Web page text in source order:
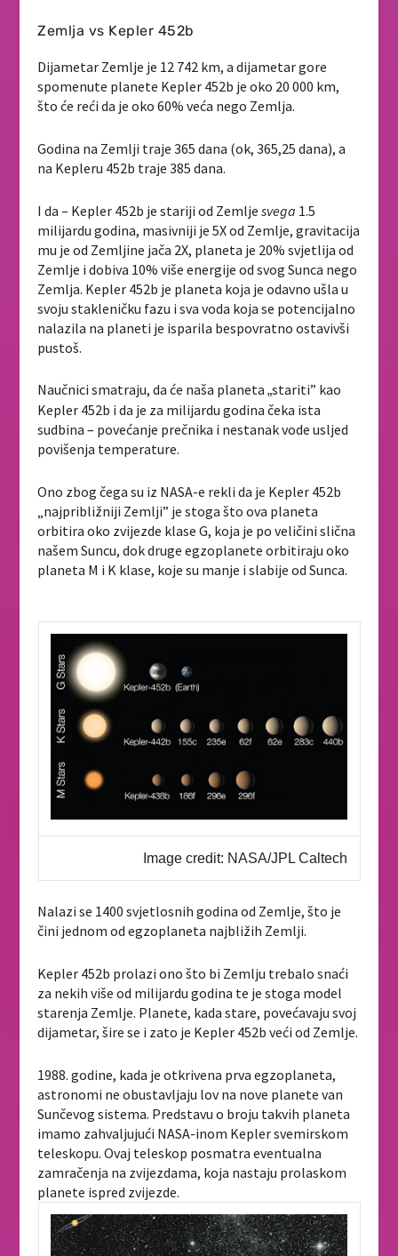
Zemlja vs Kepler 452b
Dijametar Zemlje je 12 742 km, a dijametar gore
spomenute planete Kepler 452b je oko 20 000 km,
što će reći da je oko 60% veća nego Zemlja.
Godina na Zemlji traje 365 dana (ok, 365,25 dana), a
na Kepleru 452b traje 385 dana.
I da – Kepler 452b je stariji od Zemljesvega 1.5
milijardu godina, masivniji je 5X od Zemlje, gravitacija
mu je od Zemljine jača 2X, planeta je 20% svjetlija od
Zemlje i dobiva 10% više energije od svog Sunca nego
Zemlja. Kepler 452b je planeta koja je odavno ušla u
svoju stakleničku fazu i sva voda koja se potencijalno
nalazila na planeti je isparila bespovratno ostavivši
pustoš.
Naučnici smatraju, da će naša planeta„stariti” kao
Kepler 452b i da je za milijardu godina čeka ista
sudbina – povećanje prečnika i nestanak vode usljed
povišenja temperature.
Ono zbog čega su iz NASA-e rekli da je Kepler 452b
„najpribližniji Zemlji” je stoga što ova planeta
orbitira oko zvijezde klase G, koja je po veličini slična
našem Suncu, dok druge egzoplanete orbitiraju oko
planeta M i K klase, koje su manje i slabije od Sunca.
Image credit: NASA/JPL Caltech
Nalazi se 1400 svjetlosnih godina od Zemlje, što je
čini jednom od egzoplaneta najbližih Zemlji.
Kepler 452b prolazi ono što bi Zemlju trebalo snaći
za nekih više od milijardu godina te je stoga model
starenja Zemlje. Planete, kada stare, povećavaju svoj
dijametar, šire se i zato je Kepler 452b veći od Zemlje.
1988. godine, kada je otkrivena prva egzoplaneta,
astronomi ne obustavljaju lov na nove planete van
Sunčevog sistema. Predstavu o broju takvih planeta
imamo zahvaljujući NASA-inom Kepler svemirskom
teleskopu. Ovaj teleskop posmatra eventualna
zamračenja na zvijezdama, koja nastaju prolaskom
planete ispred zvijezde.